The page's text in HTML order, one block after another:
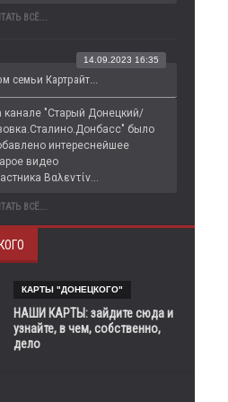
ВСЁ...
семьи Картрайт...
14.09.2023 16:35
канале "Старый Донецкий/
было
интереснейшее
видео
Βαλεντίν...
ВСЁ...
КАРТЫ "ДОНЕЦКОГО"
НАШИ КАРТЫ: зайдите сюда и
узнайте, в чем, собственно,
дело